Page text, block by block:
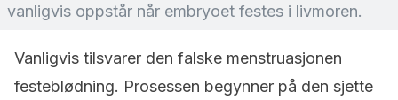
vanligvis oppstår når embryoet festes i livmoren.
Vanligvis tilsvarer den falske menstruasjonen
festeblødning. Prosessen begynner på den sjette